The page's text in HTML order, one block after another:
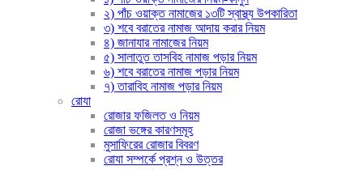
২) পাঁচ ওয়াক্ত নামাজের ১৩টি স্বাস্থ্য উপকারিতা
৩) শবে বরাতের নামাজ আদায় করার নিয়ম
৪) জানাযার নামাজের নিয়ম
৫) সালাতুত তাসবিহ নামাজ পড়ার নিয়ম
৬) শবে বরাতের নামাজ পড়ার নিয়ম
৭) তারাবিহ নামাজ পড়ার নিয়ম
রোযা
রোজার ফজিলত ও নিয়ম
রোজা ভঙ্গের কারণসমূহ
মুসাফিরের রোজার বিবরণ
রোযা সম্পর্কে প্রশ্ন ও উত্তর